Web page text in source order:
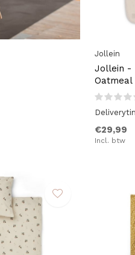
Jollein
Jollein -
Oatmeal
€29,99
Incl. btw